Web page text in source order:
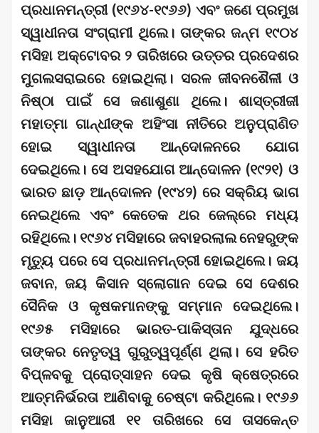
ପ୍ରଧାନମନ୍ତ୍ରୀ (୧୯୬୪-୧୯୬୬) ଏବଂ ଜଣେ ପ୍ରମୁଖ
ସ୍ୱାଧୀନତା ସଂଗ୍ରାମୀ ଥିଲେ। ତାଙ୍କର ଜନ୍ମ ୧୯୦୪
ମସିହା ଅକ୍ଟୋବର ୨ ତାରିଖରେ ଉତ୍ତର ପ୍ରଦେଶର
ମୁଗଲସରାଇରେ ହୋଇଥିଲା। ସରଳ ଜୀବନଶୈଳୀ ଓ
ନିଷ୍ଠା ପାଇଁ ସେ ଜଣାଶୁଣା ଥିଲେ। ଶାସ୍ତ୍ରୀଜୀ
ମହାତ୍ମା ଗାନ୍ଧୀଙ୍କ ଅହିଂସା ନୀତିରେ ଅନୁପ୍ରାଣିତ
ହୋଇ ସ୍ୱାଧୀନତା ଆନ୍ଦୋଳନରେ ଯୋଗ
ଦେଇଥିଲେ। ସେ ଅସହଯୋଗ ଆନ୍ଦୋଳନ (୧୯୨୧) ଓ
ଭାରତ ଛାଡ଼ ଆନ୍ଦୋଳନ (୧୯୪୨) ରେ ସକ୍ରିୟ ଭାଗ
ନେଇଥିଲେ ଏବଂ କେତେକ ଥର ଜେଲ୍‌ରେ ମଧ୍ୟ
ରହିଥିଲେ। ୧୯୬୪ ମସିହାରେ ଜବାହରଲାଲ ନେହରୁଙ୍କ
ମୃତ୍ୟୁ ପରେ ସେ ପ୍ରଧାନମନ୍ତ୍ରୀ ହୋଇଥିଲେ। ଜୟ
ଜବାନ, ଜୟ କିସାନ ସ୍ଲୋଗାନ ଦେଇ ସେ ଦେଶର
ସୈନିକ ଓ କୃଷକମାନଙ୍କୁ ସମ୍ମାନ ଦେଇଥିଲେ।
୧୯୬୫ ମସିହାରେ ଭାରତ-ପାକିସ୍ତାନ ଯୁଦ୍ଧରେ
ତାଙ୍କର ନେତୃତ୍ୱ ଗୁରୁତ୍ୱପୂର୍ଣ୍ଣ ଥିଲା। ସେ ହରିତ
ବିପ୍ଳବକୁ ପ୍ରୋତ୍ସାହନ ଦେଇ କୃଷି କ୍ଷେତ୍ରରେ
ଆତ୍ମନିର୍ଭରତା ଆଣିବାକୁ ଚେଷ୍ଟା କରିଥିଲେ। ୧୯୬୬
ମସିହା ଜାନୁଆରୀ ୧୧ ତାରିଖରେ ସେ ତାସକେନ୍ତ